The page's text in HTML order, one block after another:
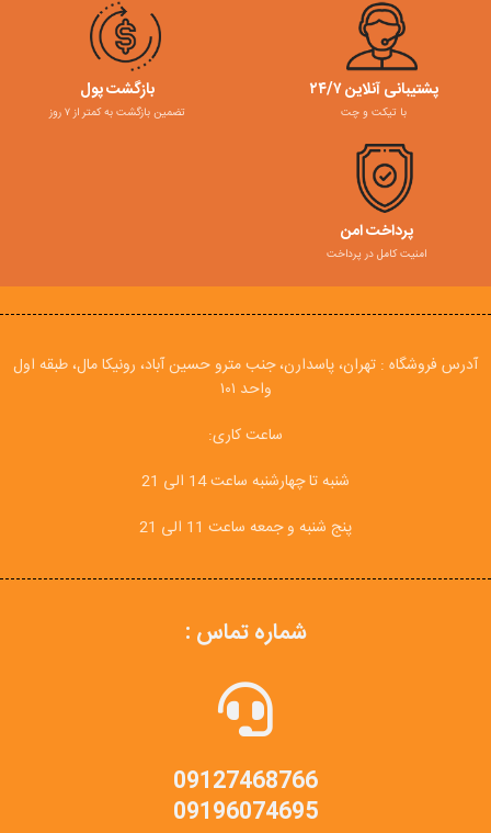
پشتیبانی آنلاین ۲۴/۷
با تیکت و چت
بازگشت پول
تضمین بازگشت به کمتر از ۷ روز
پرداخت امن
امنیت کامل در پرداخت
آدرس فروشگاه : تهران، پاسدارن، جنب مترو حسین آباد، رونیکا مال، طبقه اول
واحد ۱۰۱
ساعت کاری:
شنبه تا چهارشنبه ساعت 14 الی 21
پنج شنبه و جمعه ساعت 11 الی 21
شماره تماس :
09127468766
09196074695